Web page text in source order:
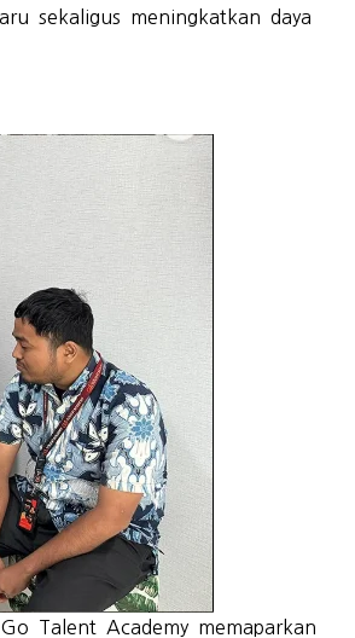
sekaligus meningkatkan daya
Talent Academy memaparkan